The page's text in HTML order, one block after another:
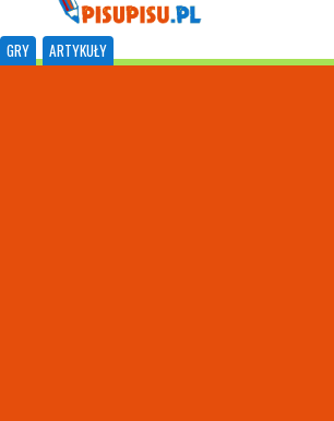
GRY ARTYKUŁY